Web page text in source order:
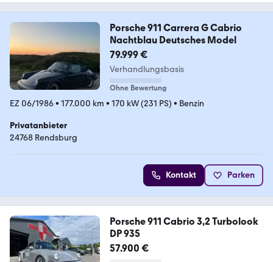
Porsche 911 Carrera G Cabrio
Nachtblau Deutsches Model
79.999 €
Verhandlungsbasis
Ohne Bewertung
EZ 06/1986• 177.000 km • 170 kW (231 PS) • Benzin
Privatanbieter
24768 Rendsburg
Kontakt Parken
Porsche 911 Cabrio 3,2 Turbolook
DP 935
57.900 €